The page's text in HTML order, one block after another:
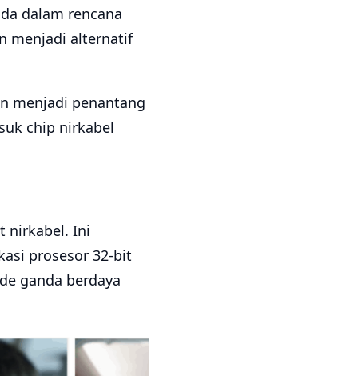
dalam rencana
menjadi alternatif
menjadi penantang
chip nirkabel
nirkabel. Ini
prosesor 32-bit
ganda berdaya